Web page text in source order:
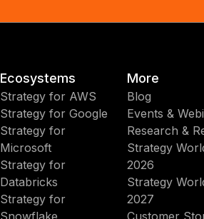
Ecosystems
Strategy for AWS
Strategy for Google
Strategy for
Microsoft
Strategy for
Databricks
Strategy for
More
Blog
Events &
Research &
Strategy
2026
Strategy
2027